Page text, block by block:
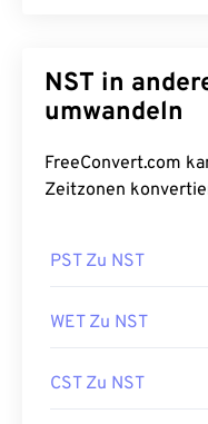
NST in
umwandeln
FreeConvert.com
Zeitzonen
PST Zu NST
WET Zu NST
CST Zu NST